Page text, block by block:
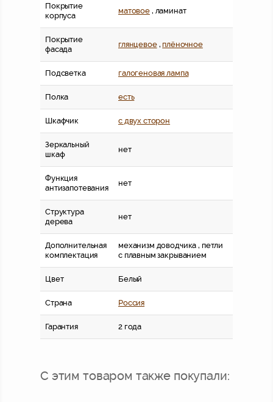
Покрытие
корпуса
матовое, ламинат
Покрытие
фасада
глянцевое, плёночное
Подсветка галогеновая лампа
Полка есть
Шкафчик с двух сторон
Зеркальный
шкаф
нет
Функция
антизапотевания
нет
Структура
дерева
нет
Дополнительная
комплектация
механизм доводчика , петли
с плавным закрыванием
Цвет Белый
Страна Россия
Гарантия 2 года
С этим товаром также покупали: